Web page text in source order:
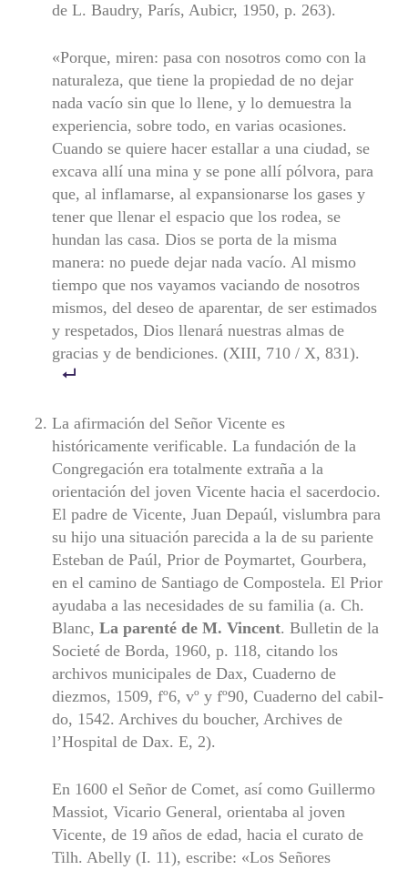
de L. Baudry, París, Aubicr, 1950, p. 263).
«Porque, miren: pasa con nosotros como con la
naturaleza, que tiene la propiedad de no dejar
nada vacío sin que lo llene, y lo de­muestra la
experiencia, sobre todo, en varias ocasiones.
Cuando se quiere hacer estallar a una ciudad, se
excava allí una mina y se pone allí pólvora, para
que, al inflamarse, al expansionarse los gases y
te­ner que llenar el espacio que los rodea, se
hundan las casa. Dios se porta de la misma
manera: no puede dejar nada vacío. Al mismo
tiempo que nos vayamos vaciando de nosotros
mismos, del deseo de aparentar, de ser estimados
y respetados, Dios llenará nuestras al­mas de
gracias y de bendiciones. (XIII, 710 / X, 831).
La afirmación del Señor Vicente es
históricamente verificable. La fundación de la
Congregación era totalmente extraña a la
orientación del joven Vicente hacia el sacerdocio.
El padre de Vicente, Juan Depaúl, vislumbra para
su hijo una situación parecida a la de su pa­riente
Esteban de Paúl, Prior de Poymartet, Gourbera,
en el camino de Santiago de Compostela. El Prior
ayudaba a las necesidades de su familia (a. Ch.
Blanc, La parenté de M. Vincent. Bulletin de la
Societé de Borda, 1960, p. 118, citando los
archivos municipales de Dax, Cuaderno de
diezmos, 1509, fº6, vº y fº90, Cuaderno del cabil­
do, 1542. Archives du boucher, Archives de
l’Hospital de Dax. E, 2).
En 1600 el Señor de Comet, así como Guillermo
Massiot, Vicario General, orientaba al joven
Vicente, de 19 años de edad, hacia el curato de
Tilh. Abelly (I. 11), escribe: «Los Señores